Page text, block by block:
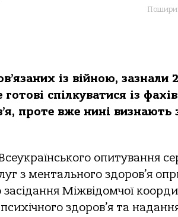
із війною,
спілкуватися із
проте вже нині визнають
опитування
з ментального здоров’я
Міжвідомчої
здоров’я та